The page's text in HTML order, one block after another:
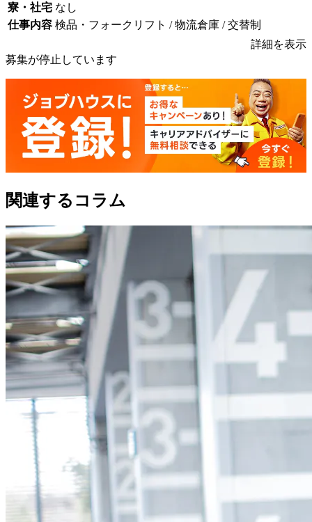
寮・社宅 なし
仕事内容 検品・フォークリフト / 物流倉庫 / 交替制
詳細を表示
募集が停止しています
関連するコラム